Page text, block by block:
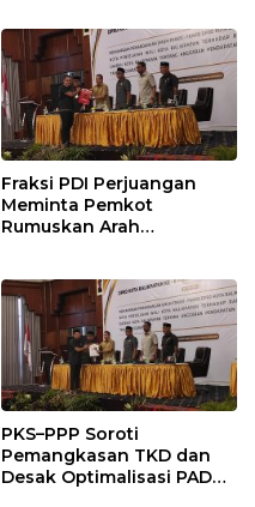
Fraksi PDI Perjuangan
Meminta Pemkot
Rumuskan Arah
Penyangga IKN
PKS–PPP Soroti
Pemangkasan TKD dan
Desak Optimalisasi PAD